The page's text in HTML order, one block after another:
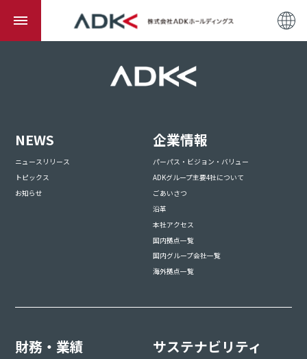
NEWS
ニュースリリース
トピックス
お知らせ
企業情報
パーパス・ビジョン・バリュー
ADKグループ主要4社について
ごあいさつ
沿革
本社アクセス
国内拠点一覧
国内グループ会社一覧
海外拠点一覧
財務・業績 サステナビリティ